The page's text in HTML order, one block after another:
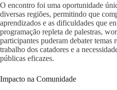
O encontro foi uma oportunidade
diversas regiões, permitindo que
aprendizados e as dificuldades que
programação repleta de palestras,
participantes puderam debater temas
trabalho dos catadores e a
públicas eficazes.
Impacto na Comunidade